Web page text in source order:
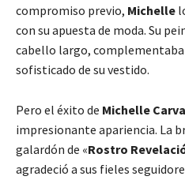
compromiso previo, Michelle
con su apuesta de moda. Su
cabello largo,
sofisticado de su vestido.
Pero el éxito de Michelle
impresionante apariencia. La
galardón de «Rostro
agradeció a sus fieles